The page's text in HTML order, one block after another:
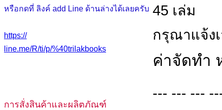
หรือกดที่ ลิงค์ add Line ด้านล่างได้เลยครับ
https://
line.me/R/ti/p/%40trilakbooks
การสั่งสินค้าและผลิตภัณฑ์
45 เล่ม
กรุณาแจ้ง
ค่าจัดทำ
--- --- ---